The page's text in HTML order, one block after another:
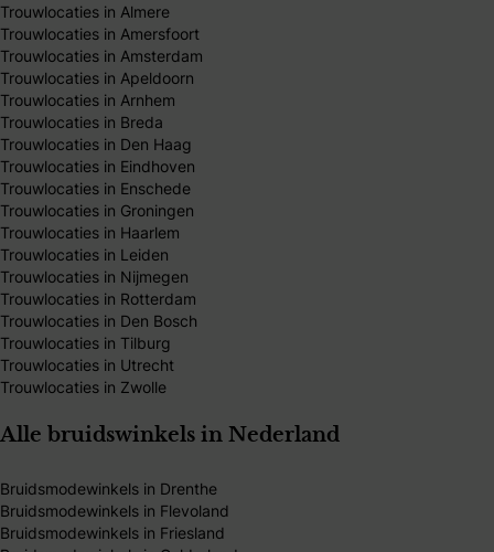
Trouwlocaties in Almere
Trouwlocaties in Amersfoort
Trouwlocaties in Amsterdam
Trouwlocaties in Apeldoorn
Trouwlocaties in Arnhem
Trouwlocaties in Breda
Trouwlocaties in Den Haag
Trouwlocaties in Eindhoven
Trouwlocaties in Enschede
Trouwlocaties in Groningen
Trouwlocaties in Haarlem
Trouwlocaties in Leiden
Trouwlocaties in Nijmegen
Trouwlocaties in Rotterdam
Trouwlocaties in Den Bosch
Trouwlocaties in Tilburg
Trouwlocaties in Utrecht
Trouwlocaties in Zwolle
Alle bruidswinkels in Nederland
Bruidsmodewinkels in Drenthe
Bruidsmodewinkels in Flevoland
Bruidsmodewinkels in Friesland